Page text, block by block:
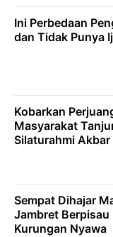
Ini Perbedaan
dan Tidak Punya
Kobarkan
Masyarakat
Silaturahmi Akbar
Sempat Dihajar
Jambret Berpisau
Kurungan Nyawa